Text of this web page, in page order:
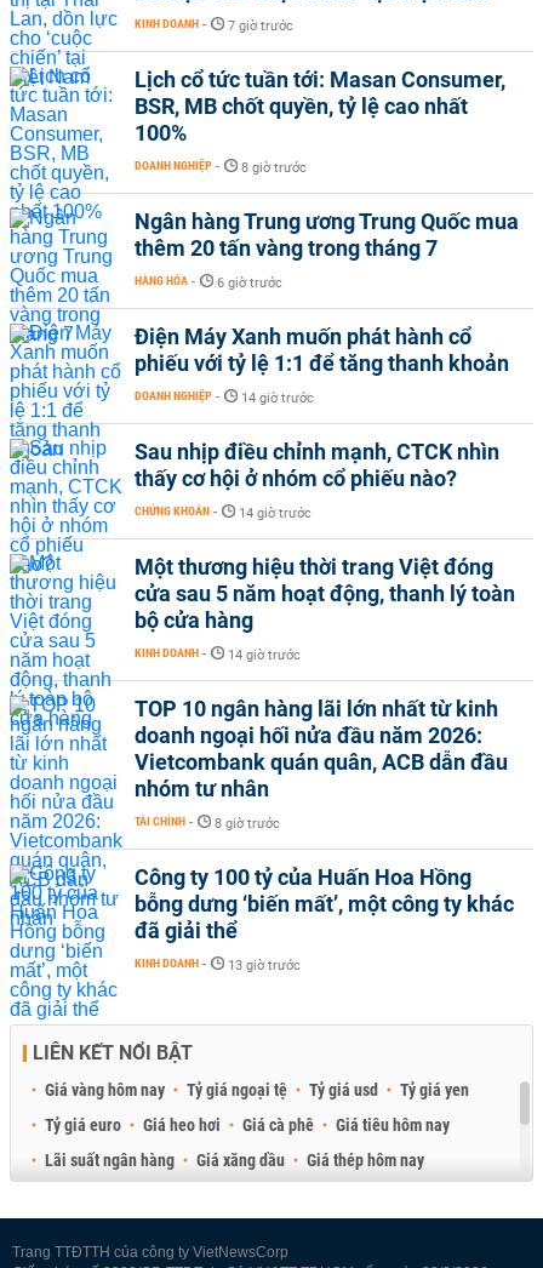
KINH DOANH - 7 giờ trước
Lịch cổ tức tuần tới: Masan Consumer,
BSR, MB chốt quyền, tỷ lệ cao nhất
100%
DOANH NGHIỆP - 8 giờ trước
Ngân hàng Trung ương Trung Quốc mua
thêm 20 tấn vàng trong tháng 7
HÀNG HÓA - 6 giờ trước
Điện Máy Xanh muốn phát hành cổ
phiếu với tỷ lệ 1:1 để tăng thanh khoản
DOANH NGHIỆP - 14 giờ trước
Sau nhịp điều chỉnh mạnh, CTCK nhìn
thấy cơ hội ở nhóm cổ phiếu nào?
CHỨNG KHOÁN - 14 giờ trước
Một thương hiệu thời trang Việt đóng
cửa sau 5 năm hoạt động, thanh lý toàn
bộ cửa hàng
KINH DOANH - 14 giờ trước
TOP 10 ngân hàng lãi lớn nhất từ kinh
doanh ngoại hối nửa đầu năm 2026:
Vietcombank quán quân, ACB dẫn đầu
nhóm tư nhân
TÀI CHÍNH - 8 giờ trước
Công ty 100 tỷ của Huấn Hoa Hồng
bỗng dưng ‘biến mất’, một công ty khác
đã giải thể
KINH DOANH - 13 giờ trước
LIÊN KẾT NỔI BẬT
Giá vàng hôm nay Tỷ giá ngoại tệ Tỷ giá usd
Tỷ giá yen
Tỷ giá euro
Giá heo hơi Giá cà phê
Giá tiêu hôm nay
Lãi suất ngân hàng
Giá xăng dầu
Giá thép hôm nay
Trang TTĐTTH của công ty VietNewsCorp